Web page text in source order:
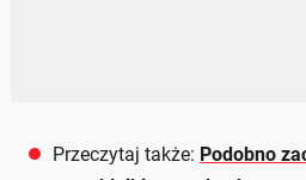
Przeczytaj także: Podobno